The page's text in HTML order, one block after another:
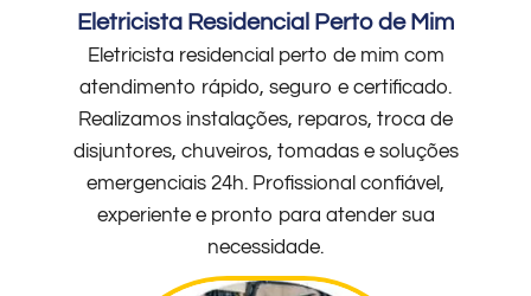
Eletricista Residencial Perto de Mim
Eletricista residencial perto de mim com
atendimento rápido, seguro e certificado.
Realizamos instalações, reparos, troca de
disjuntores, chuveiros, tomadas e soluções
emergenciais 24h. Profissional confiável,
experiente e pronto para atender sua
necessidade.